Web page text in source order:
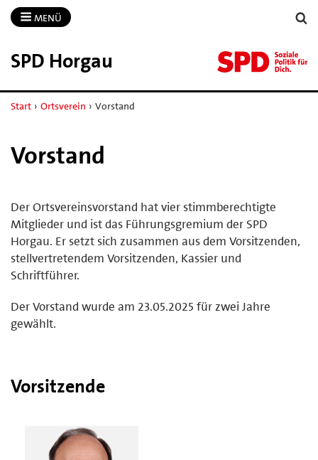
MENÜ
SPD Horgau
Start › Ortsverein › Vorstand
Vorstand
Der Ortsvereinsvorstand hat vier stimmberechtigte
Mitglieder und ist das Führungsgremium der SPD
Horgau. Er setzt sich zusammen aus dem Vorsitzenden,
stellvertretendem Vorsitzenden, Kassier und
Schriftführer.
Der Vorstand wurde am 23.05.2025 für zwei Jahre
gewählt.
Vorsitzende